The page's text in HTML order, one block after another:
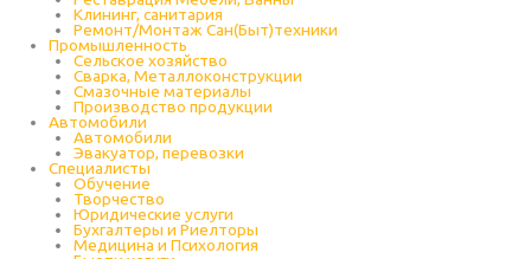
Клининг, санитария
Ремонт/Монтаж Сан(Быт)техники
Промышленность
Cельское хозяйство
Сварка, Металлоконструкции
Cмазочные материалы
Производство продукции
Автомобили
Автомобили
Эвакуатор, перевозки
Специалисты
Обучение
Творчество
Юридические услуги
Бухгалтеры и Риелторы
Медицина и Психология